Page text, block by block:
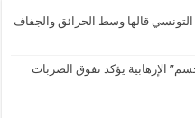
قالها وسط الحرائق والجفاف
الإرهابية يؤكد تفوق الضربات